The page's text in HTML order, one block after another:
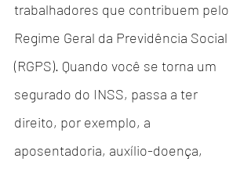
trabalhadores que contribuem pelo
Regime Geral da Previdência Social
(RGPS). Quando você se torna um
segurado do INSS, passa a ter
direito, por exemplo, a
aposentadoria, auxílio-doença,